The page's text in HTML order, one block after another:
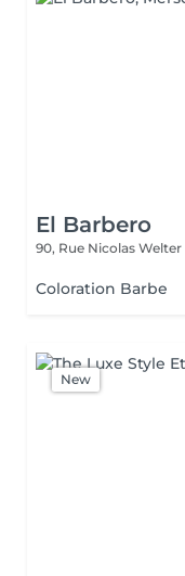
El Barbero
90, Rue Nicolas Welter
Coloration Barbe
New